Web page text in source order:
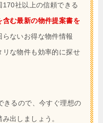
170社以上の信頼できる
含む最新の物件提案書を
らないお得な物件情報
な物件も効率的に探せ
きるので、今すぐ理想の
出しましょう。